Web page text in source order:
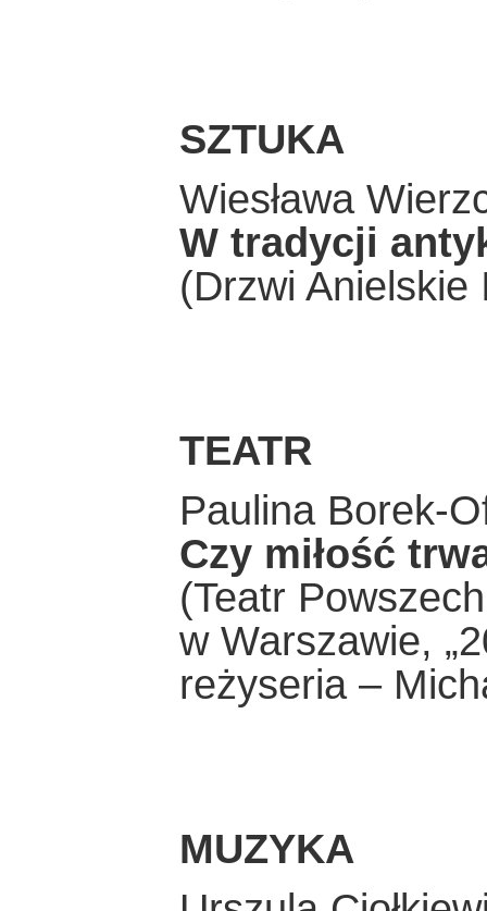
SZTUKA
Wiesława
W tradycji
(Drzwi
TEATR
Paulina Borek-
Czy miłość
(Teatr
w Warszawie,
reżyseria –
MUZYKA